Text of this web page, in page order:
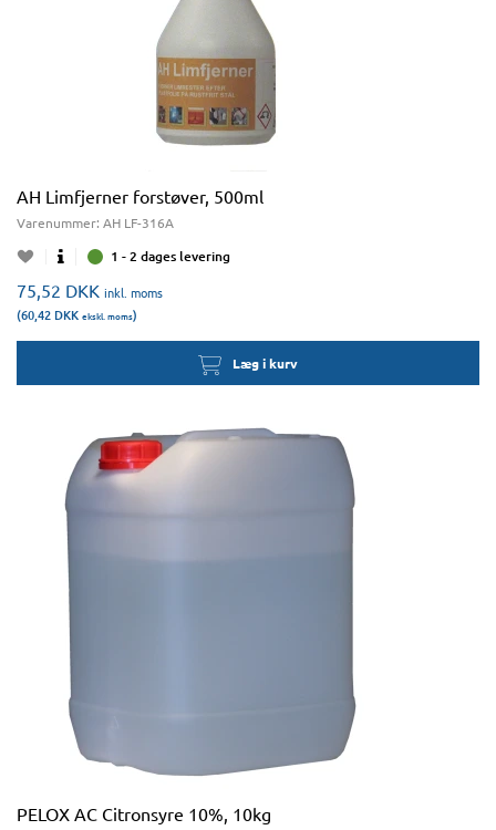
AH Limfjerner forstøver, 500ml
Varenummer: AH LF-316A
1 - 2 dages levering
75,52 DKK inkl. moms
(60,42 DKK ekskl. moms)
Læg i kurv
PELOX AC Citronsyre 10%, 10kg